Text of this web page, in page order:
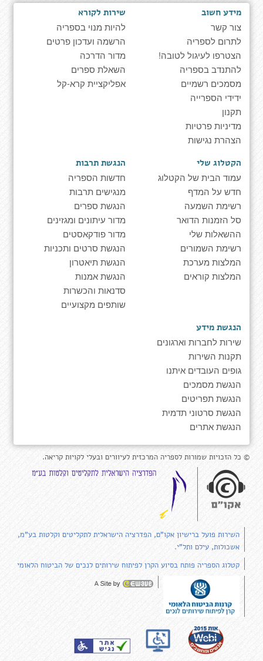
מידע חשוב
צור קשר
לתרום לספריה
הצטרפו לעיגול לטובה!
להתנדב בספריה
מסמכים רשמיים
ידידי הספרייה
תקנון
מדיניות פרטיות
הצהרת נגישות
שירות לקורא
להיות מנוי בספריה
הרשמה ועדכון פרטים
מדור הדרכה
השאלת ספרים
אפליקציית קרא-קל
הקטלוג שלי
עמוד הבית של הקטלוג
חדש על המדף
רשימת השמעה
סל הזמנות הדואר
ההשאלות שלי
רשימת השמורים
המלצות מערכת
המלצות קוראים
הנגשת תרבות
חדשות הספריה
מנגישים תרבות
הנגשת ספרים
מדור עיתונים ומגזינים
מדור פודקאסטים
הנגשת סרטים ותכניות
הנגשת תיאטרון
הנגשת אמנות
סדנאות והכשרות
שותפים מקצועיים
הנגשת מידע
שירות לחברות וארגונים
תקנות השירות
גופים העובדים איתנו
הנגשת מסמכים
הנגשת תפריטים
הנגשת סרטוני תדמית
הנגשת אתרים
© כל הזכויות שמורות לספריה המרכזית לעיוורים ובעלי לקויות קריאה.
השירות פועל ברישיון אקו"ם, הפדרציה הישראלית לתקליטים וקלטות בע"מ,
אשכולות, עילם ותל"י.
קטלוג הספריה פותח בסיוע הקרן לפיתוח שירותים לנכים של הביטוח הלאומי